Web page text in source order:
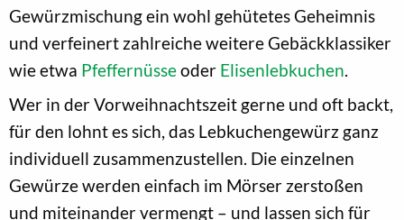
Gewürzmischung ein wohl gehütetes Geheimnis
und verfeinert zahlreiche weitere Gebäckklassiker
wie etwa Pfeffernüsseoder Elisenlebkuchen.
Wer in der Vorweihnachtszeit gerne und oft backt,
für den lohnt es sich, das Lebkuchengewürz ganz
individuell zusammenzustellen. Die einzelnen
Gewürze werden einfach im Mörser zerstoßen
und miteinander vermengt – und lassen sich für